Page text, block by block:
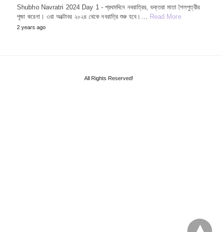
Shubho Navratri 2024 Day 1 - প্রথমদিনে নবরাত্রির, ভক্তরা মাতা শৈলপুত্রীর
পূজা করেনা। ৩রা অক্টোবর ২০২৪ থেকে নবরাত্রি শুরু হবে।… Read More
2 years ago
All Rights Reserved!